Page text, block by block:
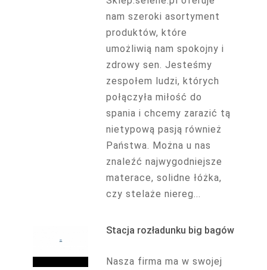
nam szeroki asortyment
produktów, które
umożliwią nam spokojny i
zdrowy sen. Jesteśmy
zespołem ludzi, których
połączyła miłość do
spania i chcemy zarazić tą
nietypową pasją również
Państwa. Można u nas
znaleźć najwygodniejsze
materace, solidne łóżka,
czy stelaże niereg...
Stacja rozładunku big bagów
Nasza firma ma w swojej